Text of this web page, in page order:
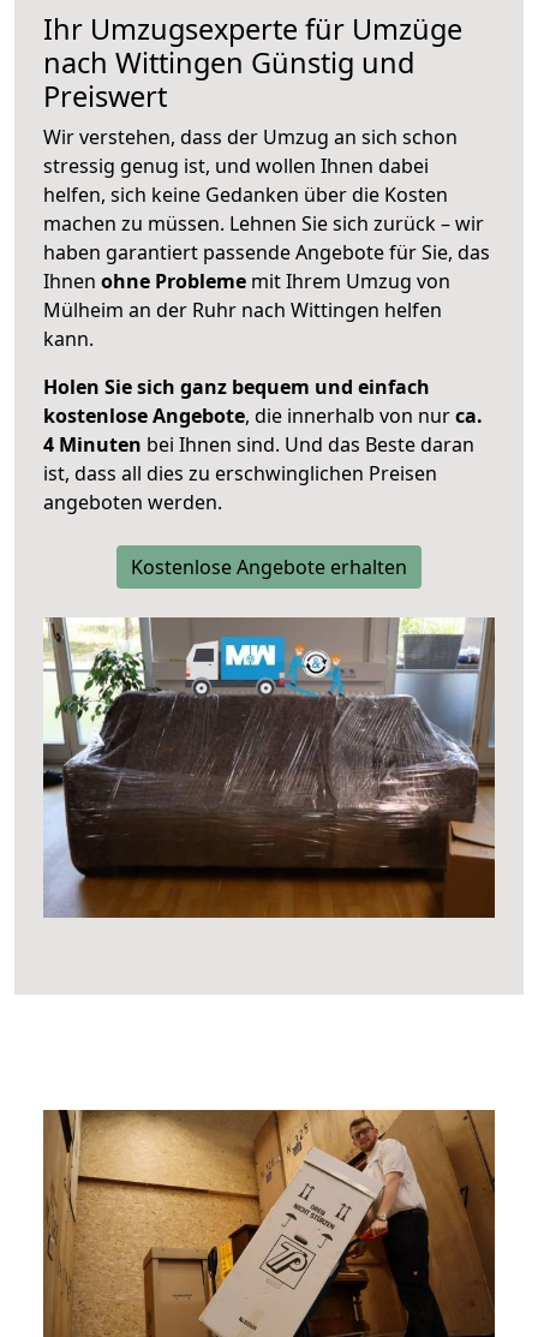
Ihr Umzugsexperte für Umzüge
nach Wittingen Günstig und
Preiswert
Wir verstehen, dass der Umzug an sich schon
stressig genug ist, und wollen Ihnen dabei
helfen, sich keine Gedanken über die Kosten
machen zu müssen. Lehnen Sie sich zurück – wir
haben garantiert passende Angebote für Sie, das
Ihnen ohne Probleme mit Ihrem Umzug von
Mülheim an der Ruhr nach Wittingen helfen
kann.
Holen Sie sich ganz bequem und einfach
kostenlose Angebote, die innerhalb von nurca.
4 Minuten bei Ihnen sind. Und das Beste daran
ist, dass all dies zu erschwinglichen Preisen
angeboten werden.
Kostenlose Angebote erhalten